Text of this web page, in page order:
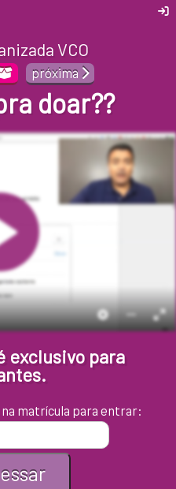
VCO
próxima
doar??
exclusivo para
matrícula para entrar: